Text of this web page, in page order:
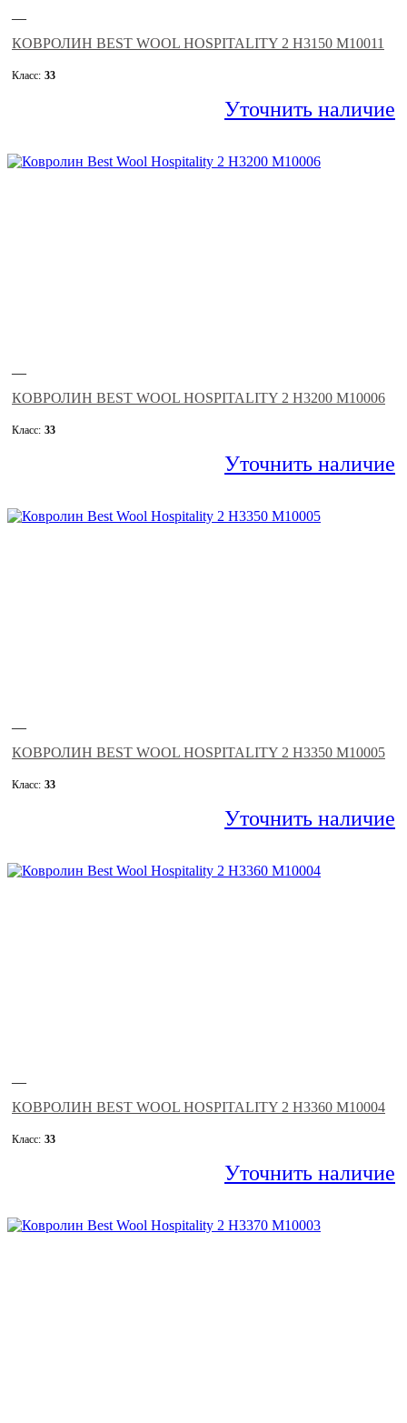
—
КОВРОЛИН BEST WOOL HOSPITALITY 2 H3150 M10011
Класс: 33
Уточнить наличие
—
КОВРОЛИН BEST WOOL HOSPITALITY 2 H3200 M10006
Класс: 33
Уточнить наличие
—
КОВРОЛИН BEST WOOL HOSPITALITY 2 H3350 M10005
Класс: 33
Уточнить наличие
—
КОВРОЛИН BEST WOOL HOSPITALITY 2 H3360 M10004
Класс: 33
Уточнить наличие